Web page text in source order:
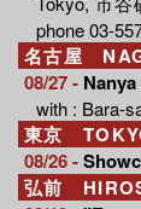
phone 03-
名古屋
08/27 -
with : Bara-
東京
08/26 -
弘前